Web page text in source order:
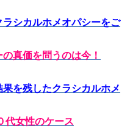
シカルホメオパシーをご
真価を問うのは今！
を残したクラシカルホメ
代女性のケース